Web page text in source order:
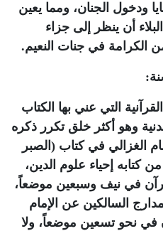
ودخول الجنان، ومما يعين
أن ينظر إلى جزاء
الكرامة في جنات النعيم.
:
التي عني بها الكتاب
وهو أكثر خلق تكرر ذكره
الغزالي في كتاب (الصبر
كتابه إحياء علوم الدين،
في نيف وسبعين موضعاً،
السالكين عن الإمام
في نحو تسعين موضعاً، ولا